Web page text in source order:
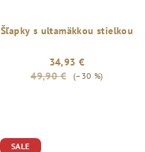
Šľapky s ultamäkkou stielkou
34,93 €
49,90 €
(–30 %)
SALE